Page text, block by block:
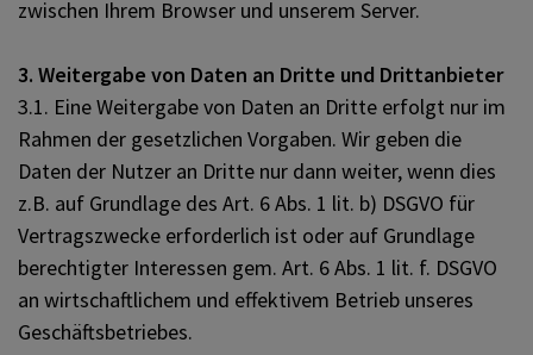
zwischen Ihrem Browser und unserem Server.
3. Weitergabe von Daten an Dritte und Drittanbieter
3.1. Eine Weitergabe von Daten an Dritte erfolgt nur im
Rahmen der gesetzlichen Vorgaben. Wir geben die
Daten der Nutzer an Dritte nur dann weiter, wenn dies
z.B. auf Grundlage des Art. 6 Abs. 1 lit. b) DSGVO für
Vertragszwecke erforderlich ist oder auf Grundlage
berechtigter Interessen gem. Art. 6 Abs. 1 lit. f. DSGVO
an wirtschaftlichem und effektivem Betrieb unseres
Geschäftsbetriebes.